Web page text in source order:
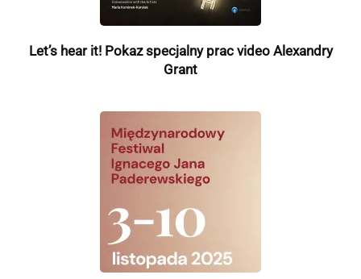
Let’s hear it! Pokaz specjalny prac video Alexandry
Grant